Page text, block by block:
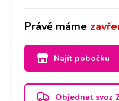
Právě máme
Najít pobočku
Objednat svoz